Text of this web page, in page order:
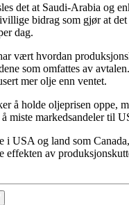
det at Saudi-Arabia og
bidrag som gjør at
dag.
vært hvordan
som omfattes av
mer olje enn ventet.
å holde oljeprisen oppe,
miste markedsandeler til
i USA og land som
effekten av